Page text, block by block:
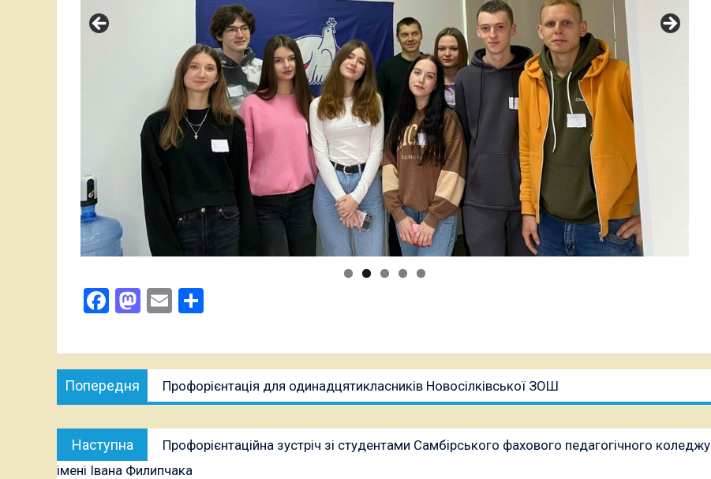
Facebook
Mastodon
Email
Навігація
записів
Попередня
Попередня
публікація:
Профорієнтація для одинадцятикласників Новосілківської ЗОШ
Наступна
Наступна
публікація:
Профорієнтаційна зустріч зі студентами Самбірського фахового педагогічного коледжу
імені Івана Филипчака